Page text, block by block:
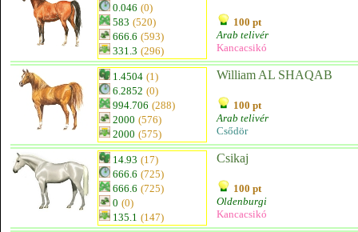
0.046 (0)
583 (520)
666.6 (593)
331.3 (296)
100 pt
Arab telivér
Kancacsikó
1.4504 (1)
6.2852 (0)
994.706 (288)
2000 (576)
2000 (575)
William AL SHAQAB
100 pt
Arab telivér
Csődör
14.93 (17)
666.6 (725)
666.6 (725)
0 (0)
135.1 (147)
Csikaj
100 pt
Oldenburgi
Kancacsikó